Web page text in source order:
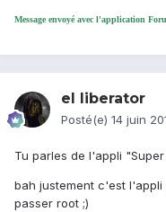
Message envoyé avec l'application
el liberator
Posté(e) 14 juin
Tu parles de l'appli
bah justement c'est
passer root ;)